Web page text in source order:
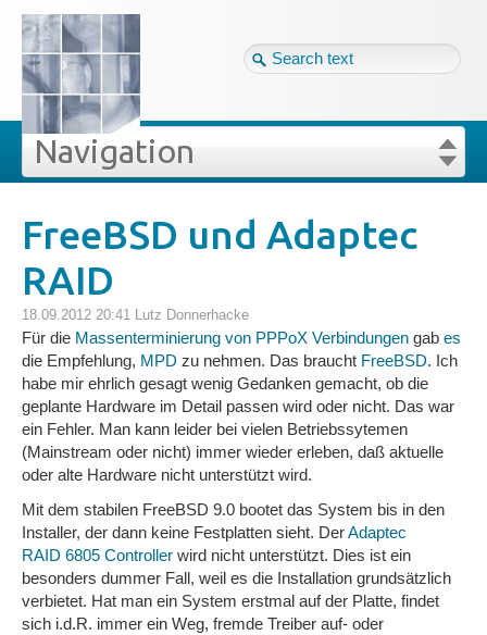
Tag cloud
Site map
Login
Forgot your password?
Navigation
Projekte
Veröffentlichungen
Blog
Impressum
Datenschutz
Blog » FreeBSD und Adaptec RAID
FreeBSD und Adaptec
RAID
18.09.2012 20:41 Lutz Donnerhacke
Für die Massenterminierung von PPPoX Verbindungen gab es
die Empfehlung, MPD zu nehmen. Das braucht FreeBSD. Ich
habe mir ehrlich gesagt wenig Gedanken gemacht, ob die
geplante Hardware im Detail passen wird oder nicht. Das war
ein Fehler. Man kann leider bei vielen Betriebssytemen
(Mainstream oder nicht) immer wieder erleben, daß aktuelle
oder alte Hardware nicht unterstützt wird.
Mit dem stabilen FreeBSD 9.0 bootet das System bis in den
Installer, der dann keine Festplatten sieht. DerAdaptec
RAID 6805 Controller wird nicht unterstützt. Dies ist ein
besonders dummer Fall, weil es die Installation grundsätzlich
verbietet. Hat man ein System erstmal auf der Platte, findet
sich i.d.R. immer ein Weg, fremde Treiber auf- oder